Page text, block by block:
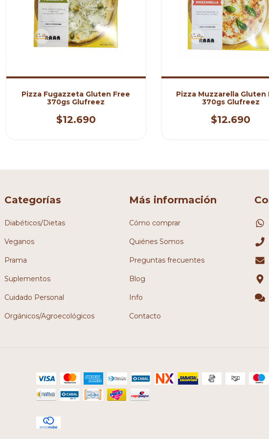
Pizza Fugazzeta Gluten Free
370gs Glufreez
$12.690
Pizza Muzzarella Gluten
370gs Glufreez
$12.690
Categorías
Diabéticos/Dietas
Veganos
Prama
Suplementos
Cuidado Personal
Orgánicos/Agroecológicos
Más información
Cómo comprar
Quiénes Somos
Preguntas frecuentes
Blog
Info
Contacto